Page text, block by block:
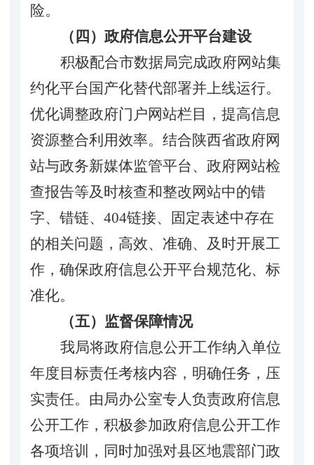
险。
（四）政府信息公开平台建设
积极配合市数据局完成政府网站集
约化平台国产化替代部署并上线运行。
优化调整政府门户网站栏目，提高信息
资源整合利用效率。结合陕西省政府网
站与政务新媒体监管平台、 政府网站检
查报告等及时核查和整改网站中的错
字、错链、 404链接、固定表述中存在
的相关问题，高效、准确、及时开展工
作，确保政府信息公开平台规范化、标
准化。
（五）监督保障情况
我局将政府信息公开工作纳入单位
年度目标责任考核内容，明确任务， 压
实责任。由局办公室专人负责政府信息
公开工作，积极参加政府信息公开工作
各项培训，同时加强对县区地震部门政